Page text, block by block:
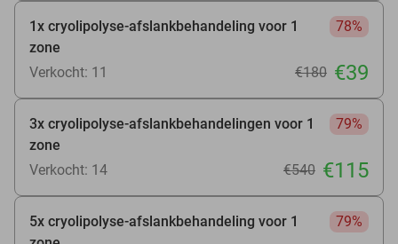
1x cryolipolyse-afslankbehandeling voor 1
zone
78%
Verkocht: 11 €180 €39
3x cryolipolyse-afslankbehandelingen voor 1
zone
79%
Verkocht: 14 €540 €115
5x cryolipolyse-afslankbehandeling voor 1
79%